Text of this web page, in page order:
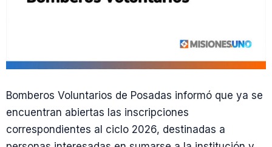
Bomberos Voluntarios de Posadas informó que ya se
encuentran abiertas las inscripciones
correspondientes al ciclo 2026, destinadas a